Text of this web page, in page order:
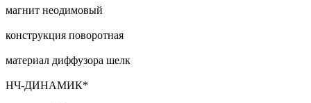
магнит неодимовый
конструкция поворотная
материал диффузора шелк
НЧ-ДИНАМИК*